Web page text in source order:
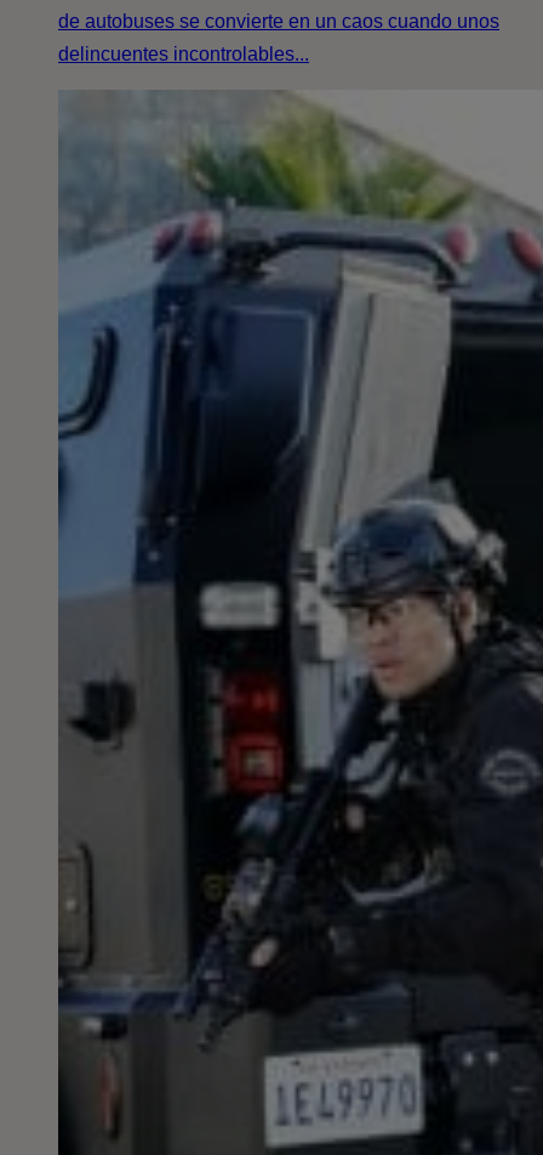
de autobuses se convierte en un caos cuando unos
delincuentes incontrolables...